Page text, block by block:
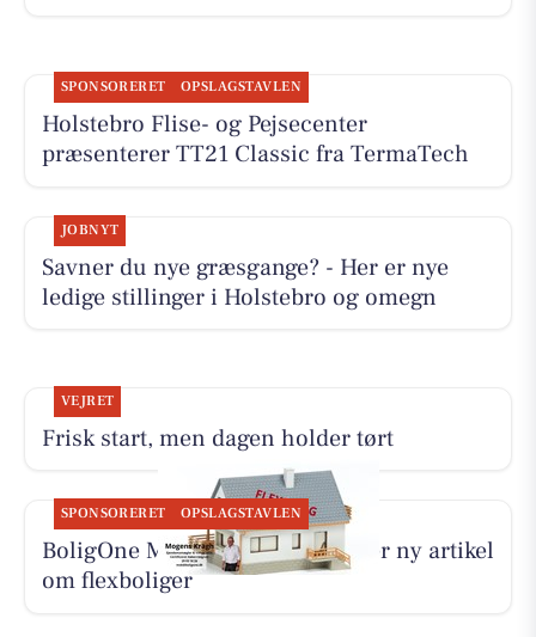
SPONSORERET OPSLAGSTAVLEN
Holstebro Flise- og Pejsecenter
præsenterer TT21 Classic fra TermaTech
JOBNYT
Savner du nye græsgange? - Her er nye
ledige stillinger i Holstebro og omegn
VEJRET
Frisk start, men dagen holder tørt
SPONSORERET OPSLAGSTAVLEN
BoligOne Mogens Kragh I/S deler ny artikel
om flexboliger